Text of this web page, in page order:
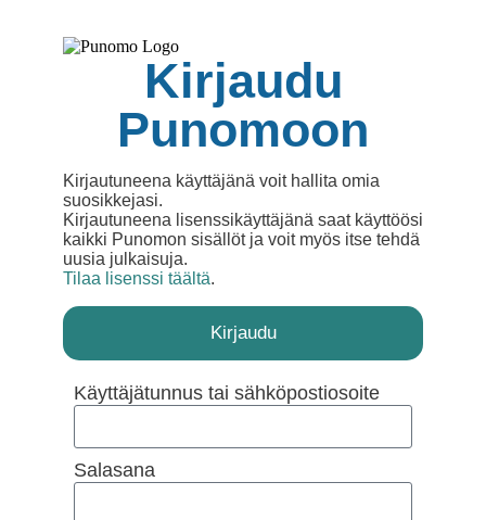
Kirjaudu
Punomoon
Kirjautuneena käyttäjänä voit hallita omia
suosikkejasi.
Kirjautuneena lisenssikäyttäjänä saat käyttöösi
kaikki Punomon sisällöt ja voit myös itse tehdä
uusia julkaisuja.
Tilaa lisenssi täältä.
Kirjaudu
Käyttäjätunnus tai sähköpostiosoite
Salasana